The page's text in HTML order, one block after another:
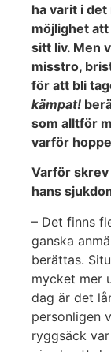
ha varit i
möjlighet att
sitt liv. Men
misstro,
för att bli
kämpat!
som alltför
varför
Varför skrev
hans
– Det finns
ganska
berättas.
mycket mer
dag är det
personligen
ryggsäck